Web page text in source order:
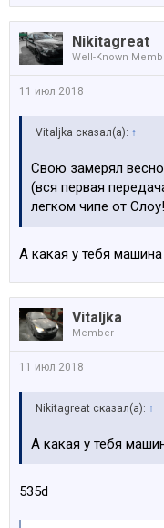
Nikitagreat
Well-Known
11 июл 2018
Vitaljka сказал(а): ↑
Свою замерял
(вся первая
легком чипе от Слоу!
А какая у тебя машина
Vitaljka
Member
11 июл 2018
Nikitagreat сказал(а): ↑
А какая у тебя
535d